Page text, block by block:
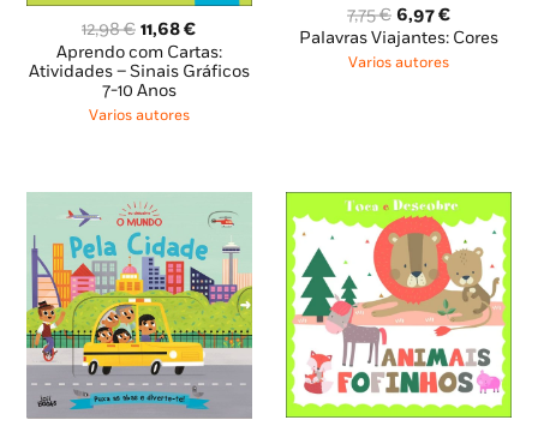
12,98€ O
preço
original
era:
12,98 €.
11,68€O
preço
atual
Aprendo com Cartas:
Atividades – Sinais Gráficos
7-10 Anos
Varios autores
7,75€ O
preço
original
6,97€O
preço
Palavras Viajantes: Cores
Varios autores